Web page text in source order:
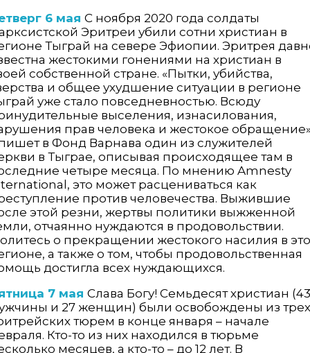
6 мая С ноября 2020 года солдаты
Эритреи убили сотни христиан в
Тыграй на севере Эфиопии. Эритрея
жестокими гонениями на христиан в
собственной стране. «Пытки, убийства,
и общее ухудшение ситуации в регионе
уже стало повседневностью. Всюду
выселения, изнасилования,
прав человека и жестокое
в Фонд Варнава один из служителей
в Тыграе, описывая происходящее там в
четыре месяца. По мнению Amnesty
это может расцениваться как
против человечества. Выжившие
этой резни, жертвы политики выжженной
отчаянно нуждаются в продовольствии.
о прекращении жестокого насилия в
а также о том, чтобы продовольственная
достигла всех нуждающихся.
7 мая Слава Богу! Семьдесят христиан (43
и 27 женщин) были освобождены из трех
тюрем в конце января – начале
Кто-то из них находился в тюрьме
месяцев, а кто-то – до 12 лет. В